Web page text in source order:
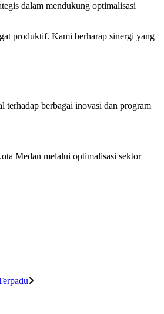
dalam mendukung optimalisasi
produktif. Kami berharap sinergi yang
terhadap berbagai inovasi dan program
Medan melalui optimalisasi sektor